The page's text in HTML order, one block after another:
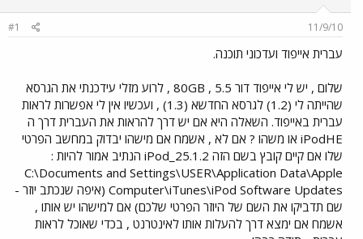
ו
ש
א
ר
11/9/10
#1
עברית אייפוד ועדכוני תוכנה.
שלום , יש לי אייפוד דור 5.5 , 80GB , לרוע מזלי עידכנתי את הגרסא
שהייתה לי (1.2) לגרסא החדשא (1.3) , ועכשיו אין לי אפשרות לראות
עברית באייפוד. השאלה היא אם יש דרך להראות את העברית דרך ה
iPodHE או משהו ? אם לא , אשמח אם מישהו יבדוק במחשב הפרטי
שלו אם קיים קובץ בשם הזה iPod_25.1.2 הנתיב אמור להיות :
C:\Documents and Settings\USER\Application Data\Apple
Computer\iTunes\iPod Software Updates (איפה שנכתב יוזר -
שם תדביקו את השם של היוזר הפרטי שלכם) אם למישהו יש אותו ,
אשמח אם ימצא דרך להעלות אותו לאינטרנט , בכדי שאוכל לראות